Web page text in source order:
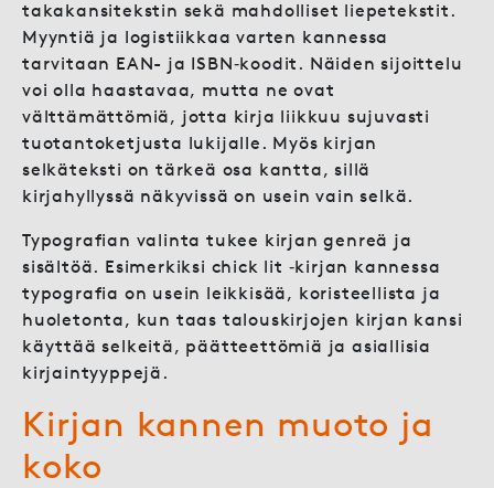
takakansitekstin sekä mahdolliset liepetekstit.
Myyntiä ja logistiikkaa varten kannessa
tarvitaan EAN- ja ISBN‑koodit. Näiden sijoittelu
voi olla haastavaa, mutta ne ovat
välttämättömiä, jotta kirja liikkuu sujuvasti
tuotantoketjusta lukijalle. Myös kirjan
selkäteksti on tärkeä osa kantta, sillä
kirjahyllyssä näkyvissä on usein vain selkä.
Typografian valinta tukee kirjan genreä ja
sisältöä. Esimerkiksi chick lit ‑kirjan kannessa
typografia on usein leikkisää, koristeellista ja
huoletonta, kun taas talouskirjojen kirjan kansi
käyttää selkeitä, päätteettömiä ja asiallisia
kirjaintyyppejä.
Kirjan kannen muoto ja
koko